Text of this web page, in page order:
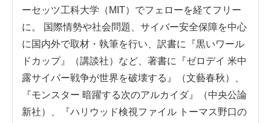
ーセッツ工科大学（MIT）でフェローを経てフリー
に。 国際情勢や社会問題、サイバー安全保障を中心
に国内外で取材・執筆を行い、訳書に『黒いワール
ドカップ』（講談社）など、著書に『ゼロデイ 米中
露サイバー戦争が世界を破壊する』（文藝春秋）、
『モンスター 暗躍する次のアルカイダ』（中央公論
新社）、『ハリウッド検視ファイル トーマス野口の